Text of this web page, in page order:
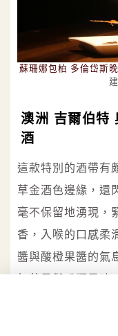
蘇珊娜包柏 多倫岱斯
澳洲 吉爾伯特
酒
這款特別的酒帶有
草金酒色邊緣，還
毫不保留地湧現，
香，入喉的口感柔
醬與酸橙果醬的氣